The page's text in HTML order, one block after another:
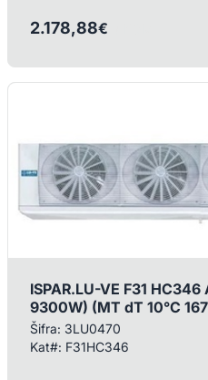
2.178,88€
ISPAR.LU-VE F31
9300W) (MT dT 10°C
Šifra: 3LU0470
Kat#: F31HC346